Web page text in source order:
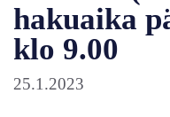
hakuaika
klo 9.00
25.1.2023